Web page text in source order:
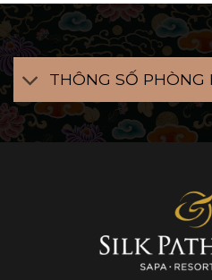
THÔNG SỐ PHÒNG